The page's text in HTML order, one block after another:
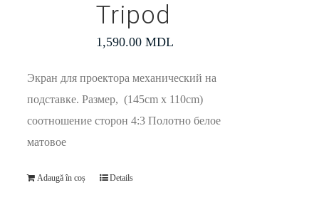
Tripod
1,590.00 MDL
Экран для проектора механический на
подставке. Размер, (145cm x 110cm)
соотношение сторон 4:3 Полотно белое
матовое
Adaugă în coș Details